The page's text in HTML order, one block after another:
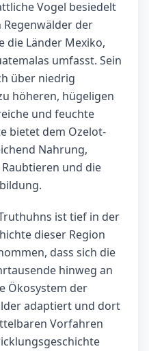
Vogel besiedelt
der
die Länder Mexiko,
umfasst. Sein
über niedrig
höheren, hügeligen
und feuchte
bietet dem Ozelot-
Nahrung,
und die
ist tief in der
dieser Region
dass sich die
hinweg an
Ökosystem der
adaptiert und dort
Vorfahren